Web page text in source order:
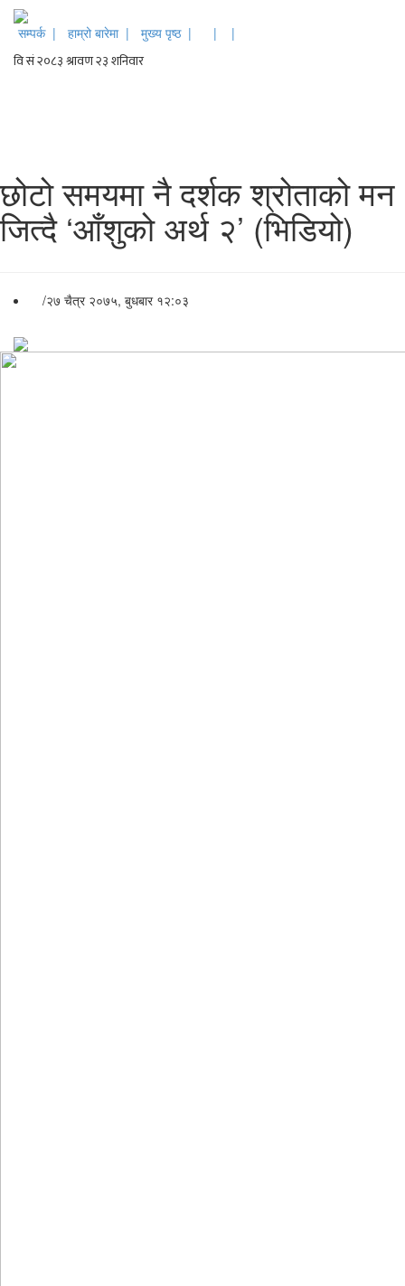
सम्पर्क | हाम्रो बारेमा | मुख्य पृष्ठ | | |
छोटो समयमा नै दर्शक श्रोताको मन
जित्दै ‘आँशुको अर्थ २’ (भिडियो)
/२७ चैत्र २०७५, बुधबार १२:०३